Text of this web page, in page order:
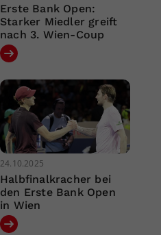
Erste Bank Open:
Starker Miedler greift
nach 3. Wien-Coup
24.10.2025
Halbfinalkracher bei
den Erste Bank Open
in Wien